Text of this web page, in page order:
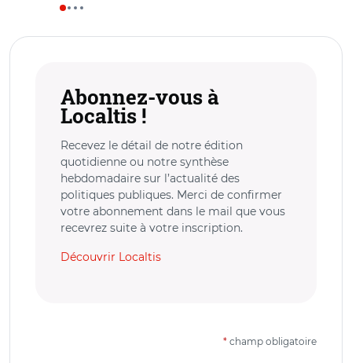
Abonnez-vous à
Localtis !
Recevez le détail de notre édition
quotidienne ou notre synthèse
hebdomadaire sur l’actualité des
politiques publiques. Merci de confirmer
votre abonnement dans le mail que vous
recevrez suite à votre inscription.
Découvrir Localtis
* champ obligatoire